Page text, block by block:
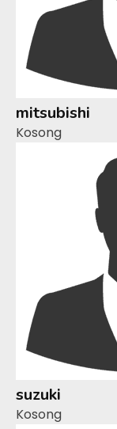
mitsubishi
Kosong
suzuki
Kosong